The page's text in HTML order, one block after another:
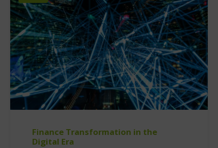
Finance Transformation in the
Digital Era